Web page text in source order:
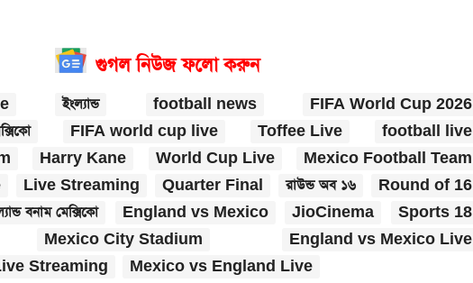
গুগল নিউজ ফলো করুন
ইংল্যান্ড football news
FIFA World Cup 2026
FIFA world cup live Toffee Live
football live
Harry Kane World Cup Live
Mexico Football Team
Live Streaming Quarter Final রাউন্ড অব ১৬
Round of 16
বনাম মেক্সিকো England vs Mexico JioCinema
Sports 18
Mexico City Stadium
England vs Mexico Live
Streaming
Mexico vs England Live